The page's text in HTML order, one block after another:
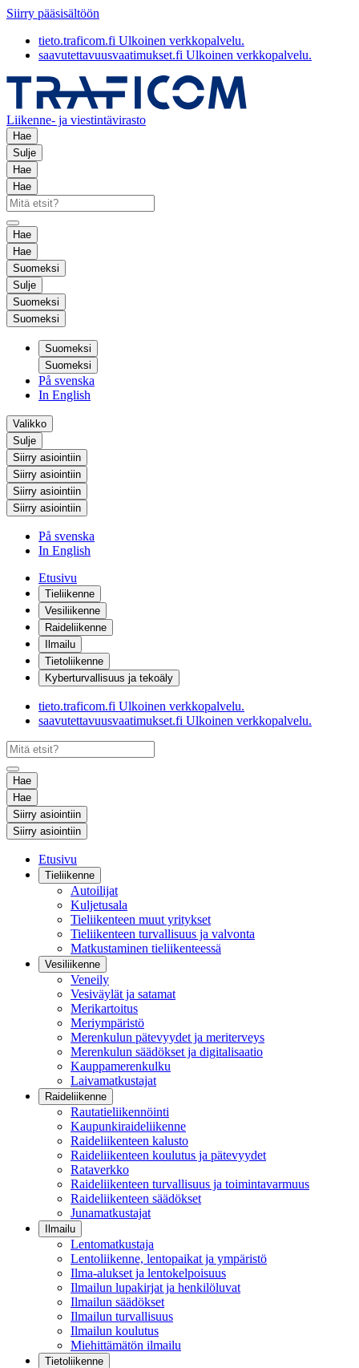
Siirry pääsisältöön
tieto.traficom.fi Ulkoinen verkkopalvelu.
saavutettavuusvaatimukset.fi Ulkoinen verkkopalvelu.
Liikenne- ja viestintävirasto
Hae
Sulje
Hae
Hae
Hae
Hae
Suomeksi
Sulje
Suomeksi
Suomeksi
Suomeksi
Suomeksi
På svenska
In English
Valikko
Sulje
Siirry asiointiin
Siirry asiointiin
Siirry asiointiin
Siirry asiointiin
På svenska
In English
Etusivu
Tieliikenne
Vesiliikenne
Raideliikenne
Ilmailu
Tietoliikenne
Kyberturvallisuus ja tekoäly
tieto.traficom.fi Ulkoinen verkkopalvelu.
saavutettavuusvaatimukset.fi Ulkoinen verkkopalvelu.
Hae
Hae
Siirry asiointiin
Siirry asiointiin
Etusivu
Tieliikenne
Autoilijat
Kuljetusala
Tieliikenteen muut yritykset
Tieliikenteen turvallisuus ja valvonta
Matkustaminen tieliikenteessä
Vesiliikenne
Veneily
Vesiväylät ja satamat
Merikartoitus
Meriympäristö
Merenkulun pätevyydet ja meriterveys
Merenkulun säädökset ja digitalisaatio
Kauppamerenkulku
Laivamatkustajat
Raideliikenne
Rautatieliikennöinti
Kaupunkiraideliikenne
Raideliikenteen kalusto
Raideliikenteen koulutus ja pätevyydet
Rataverkko
Raideliikenteen turvallisuus ja toimintavarmuus
Raideliikenteen säädökset
Junamatkustajat
Ilmailu
Lentomatkustaja
Lentoliikenne, lentopaikat ja ympäristö
Ilma-alukset ja lentokelpoisuus
Ilmailun lupakirjat ja henkilöluvat
Ilmailun säädökset
Ilmailun turvallisuus
Ilmailun koulutus
Miehittämätön ilmailu
Tietoliikenne